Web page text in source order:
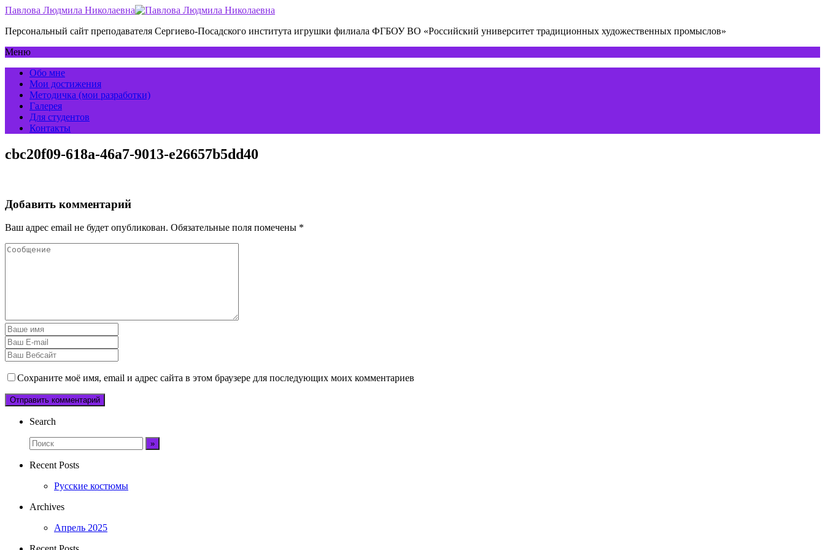
Павлова Людмила Николаевна
Персональный сайт преподавателя Сергиево-Посадского института игрушки филиала ФГБОУ ВО «Российский университет традиционных художественных промыслов»
Меню
Обо мне
Мои достижения
Методичка (мои разработки)
Галерея
Для студентов
Контакты
cbc20f09-618a-46a7-9013-e26657b5dd40
Добавить комментарий
Ваш адрес email не будет опубликован. Обязательные поля помечены *
Сохраните моё имя, email и адрес сайта в этом браузере для последующих моих комментариев
Search
Recent Posts
Русские костюмы
Archives
Апрель 2025